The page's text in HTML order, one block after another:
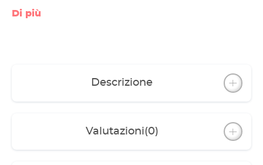
batteriche Riutilizzabile più volte Per pulire basta
Di più
Descrizione
Valutazioni(0)